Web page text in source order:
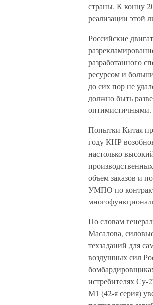
страны. К концу
реализации этой
Российские
разработанного
ресурсом и
до сих пор не
должно быть
оптимистичными.
Попытки Китая
году КНР
настолько
объем заказов и
УМПО по
По словам
Масалова,
техзаданий для
воздушных сил
истребителях
М1 (42-я серия)